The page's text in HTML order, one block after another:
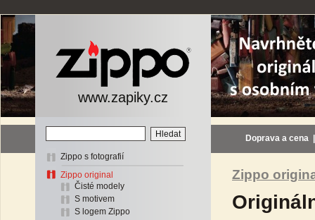
www.zapiky.cz
Zippo s fotografií
Zippo original
Čisté modely
S motivem
S logem Zippo
Doprava a cena
Zippo